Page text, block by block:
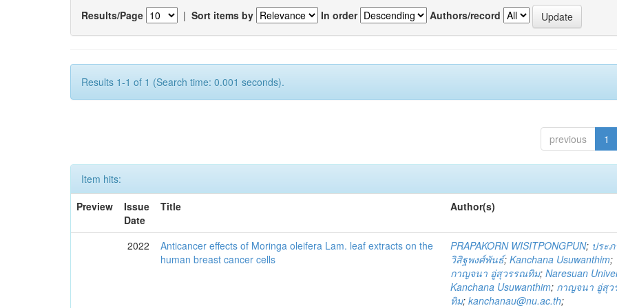
Results/Page | Sort items by In order Authors/record
Results 1-1 of 1 (Search time: 0.001 seconds).
previous 1
Item hits:
Preview
Issue
Date
Title Author(s)
2022
Anticancer effects of Moringa oleifera Lam. leaf extracts on the
human breast cancer cells
PRAPAKORN WISITPONGPUN; ประ
วิสิฐพงศ์พันธ์;Kanchana Usuwanthim;
กาญจนา อู่สุวรรณทิม;Naresuan
Kanchana Usuwanthim; กาญจนา อู่สุ
ทิม;kanchanau@nu.ac.th;